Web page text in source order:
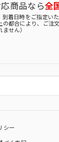
応商品なら全
到着日時をご指定い
の都合により、ご注
せん）
シー